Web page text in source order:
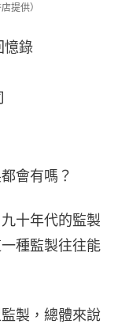
提供）
憶錄
會有嗎？
十年代的監製
種監製往往能
製，總體來說